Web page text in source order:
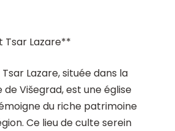
Tsar Lazare**
Tsar Lazare, située dans la
Višegrad, est une église
du riche patrimoine
Ce lieu de culte serein